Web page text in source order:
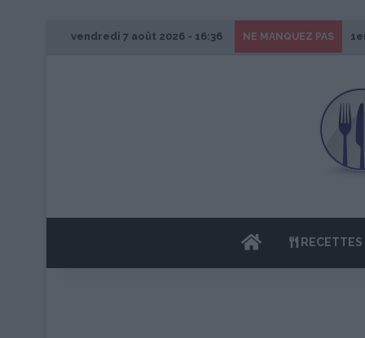
vendredi 7 août 2026 - 16:36 NE MANQUEZ PAS
ACCUEIL